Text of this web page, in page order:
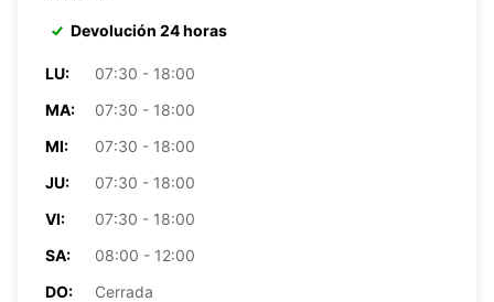
Devolución 24 horas
LU:
07:30 - 18:00
MA:
07:30 - 18:00
MI:
07:30 - 18:00
JU:
07:30 - 18:00
VI:
07:30 - 18:00
SA:
08:00 - 12:00
DO:
Cerrada